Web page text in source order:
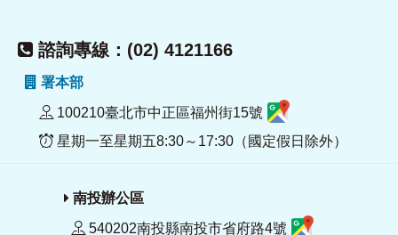
諮詢專線：(02) 4121166
署本部
100210臺北市中正區福州街15號
星期一至星期五8:30～17:30（國定假日除外）
南投辦公區
540202南投縣南投市省府路4號